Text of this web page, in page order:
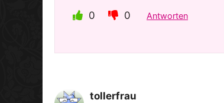
0 0 Antworten
tollerfrau